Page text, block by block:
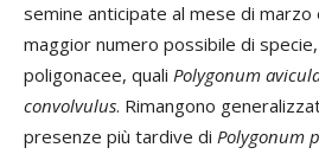
semine anticipate al mese di marzo
maggior numero possibile di
poligonacee, quali Polygonum
convolvulus. Rimangono
presenze più tardive di Polygonum